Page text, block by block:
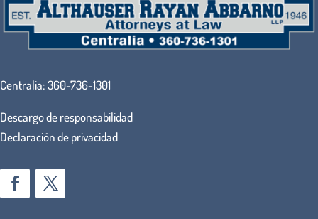
Centralia:360-736-1301
Descargo de responsabilidad
Declaración de privacidad